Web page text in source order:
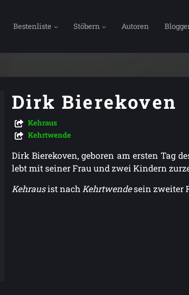
Bestenliste Stöbern Autoren
Dirk Bierekoven
Kehraus
Kehrtwende
Dirk Bierekoven, geboren am ersten Tag
lebt mit seiner Frau und zwei Kindern
Kehrausist nachKehrtwendesein zweiter